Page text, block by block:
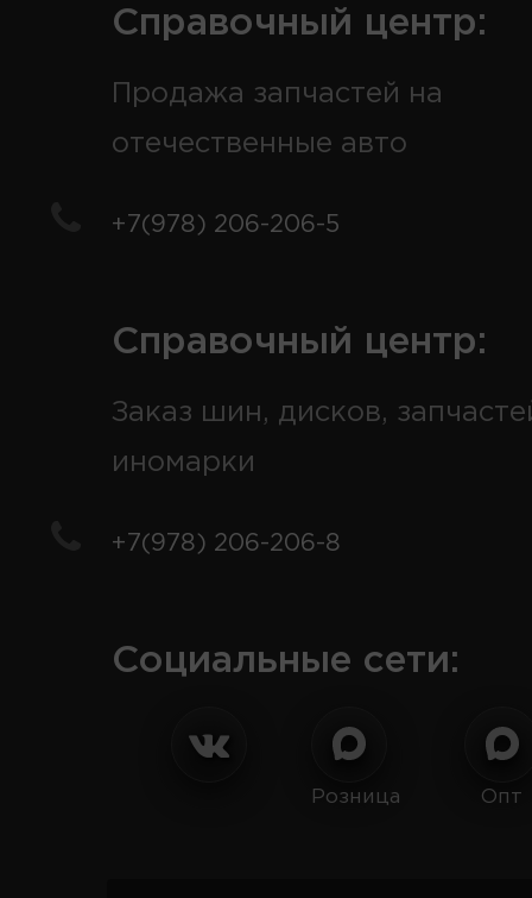
Справочный центр:
Продажа запчастей на
отечественные авто
+7(978) 206-206-5
Справочный центр:
Заказ шин, дисков,
иномарки
+7(978) 206-206-8
Социальные сети:
Розница Опт